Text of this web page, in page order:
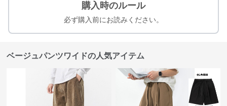
購入時のルール
必ず購入前にお読みください。
ベージュパンツワイドの人気アイテム